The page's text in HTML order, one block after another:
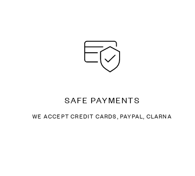
SAFE PAYMENTS
WE ACCEPT CREDIT CARDS, PAYPAL, CLARNA